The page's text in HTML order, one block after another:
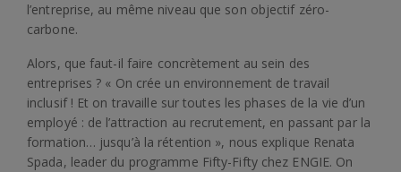
l’entreprise, au même niveau que son objectif zéro-
carbone.
Alors, que faut-il faire concrètement au sein des
entreprises ? « On crée un environnement de travail
inclusif ! Et on travaille sur toutes les phases de la vie d’un
employé : de l’attraction au recrutement, en passant par la
formation… jusqu’à la rétention », nous explique Renata
Spada, leader du programme Fifty-Fifty chez ENGIE. On